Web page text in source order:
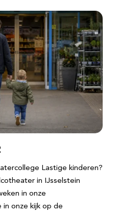
Lastige kinderen?
in IJsselstein
in onze
in onze kijk op de